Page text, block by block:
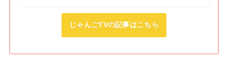
じゃんごTVの記事はこちら